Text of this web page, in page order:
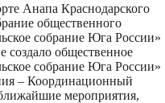
Анапа Краснодарского
общественного
собрание Юга России»
общественное
собрание Юга России»
– Координационный
мероприятия,